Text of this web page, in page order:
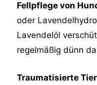
Fellpflege von
oder
Lavendelöl
regelmäßig dünn
Traumatisierte